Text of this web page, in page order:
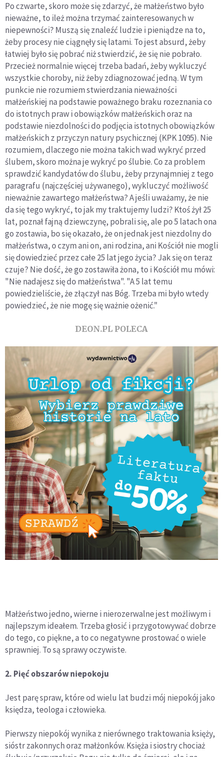
Po czwarte, skoro może się zdarzyć, że małżeństwo było
nieważne, to ileż można trzymać zainteresowanych w
niepewności? Muszą się znaleźć ludzie i pieniądze na to,
żeby procesy nie ciągnęły się latami. To jest absurd, żeby
łatwiej było się pobrać niż stwierdzić, że się nie pobrało.
Przecież normalnie więcej trzeba badań, żeby wykluczyć
wszystkie choroby, niż żeby zdiagnozować jedną. W tym
punkcie nie rozumiem stwierdzania nieważności
małżeńskiej na podstawie poważnego braku rozeznania co
do istotnych praw i obowiązków małżeńskich oraz na
podstawie niezdolności do podjęcia istotnych obowiązków
małżeńskich z przyczyn natury psychicznej (KPK 1095). Nie
rozumiem, dlaczego nie można takich wad wykryć przed
ślubem, skoro można je wykryć po ślubie. Co za problem
sprawdzić kandydatów do ślubu, żeby przynajmniej z tego
paragrafu (najczęściej używanego), wykluczyć możliwość
nieważnie zawartego małżeństwa? A jeśli uważamy, że nie
da się tego wykryć, to jak my traktujemy ludzi? Ktoś żył 25
lat, poznał fajną dziewczynę, pobrali się, ale po 5 latach ona
go zostawia, bo się okazało, że on jednak jest niezdolny do
małżeństwa, o czym ani on, ani rodzina, ani Kościół nie mogli
się dowiedzieć przez całe 25 lat jego życia? Jak się on teraz
czuje? Nie dość, że go zostawiła żona, to i Kościół mu mówi:
"Nie nadajesz się do małżeństwa". "A 5 lat temu
powiedzieliście, że złączył nas Bóg. Trzeba mi było wtedy
powiedzieć, że nie mogę się ważnie ożenić."
DEON.PL POLECA
Małżeństwo jedno, wierne i nierozerwalne jest możliwym i
najlepszym ideałem. Trzeba głosić i przygotowywać dobrze
do tego, co piękne, a to co negatywne prostować o wiele
sprawniej. To są sprawy oczywiste.
2. Pięć obszarów niepokoju
Jest parę spraw, które od wielu lat budzi mój niepokój jako
księdza, teologa i człowieka.
Pierwszy niepokój wynika z nierównego traktowania księży,
sióstr zakonnych oraz małżonków. Księża i siostry chociaż